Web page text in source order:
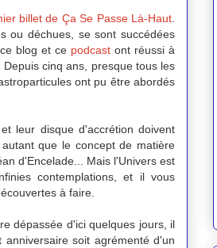
billet de Ça Se Passe Là-Haut
ou déchues, se sont succédées
blog et ce podcast ont réussi à
cinq ans, presque tous les
ont pu être abordés
leur disque d'accrétion doivent
que le concept de matière
d'Encelade... Mais l'Univers est
contemplations, et il vous
à faire.
dépassée d'ici quelques jours, il
soit agrémenté d'un